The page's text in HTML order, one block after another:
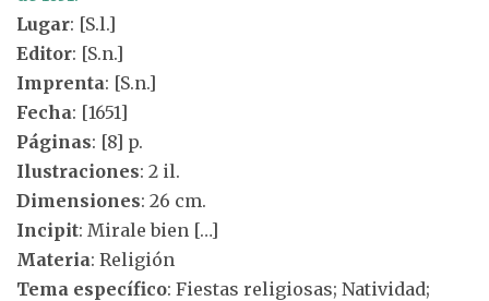
Lugar: [S.l.]
Editor: [S.n.]
Imprenta: [S.n.]
Fecha: [1651]
Páginas: [8] p.
Ilustraciones: 2 il.
Dimensiones: 26 cm.
Incipit: Mirale bien […]
Materia: Religión
Tema específico: Fiestas religiosas; Natividad;